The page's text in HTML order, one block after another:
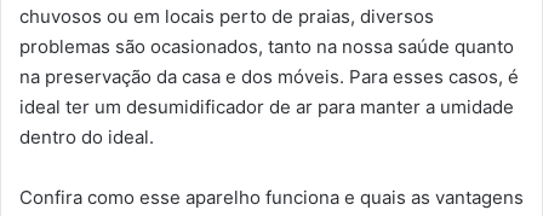
chuvosos ou em locais perto de praias, diversos
problemas são ocasionados, tanto na nossa saúde quanto
na preservação da casa e dos móveis. Para esses casos, é
ideal ter um desumidificador de ar para manter a umidade
dentro do ideal.
Confira como esse aparelho funciona e quais as vantagens